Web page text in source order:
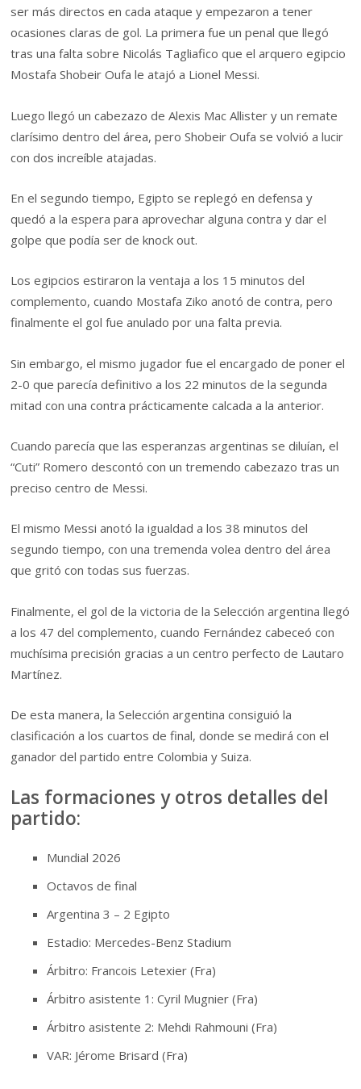
ser más directos en cada ataque y empezaron a tener
ocasiones claras de gol. La primera fue un penal que llegó
tras una falta sobre Nicolás Tagliafico que el arquero egipcio
Mostafa Shobeir Oufa le atajó a Lionel Messi.
Luego llegó un cabezazo de Alexis Mac Allister y un remate
clarísimo dentro del área, pero Shobeir Oufa se volvió a lucir
con dos increíble atajadas.
En el segundo tiempo, Egipto se replegó en defensa y
quedó a la espera para aprovechar alguna contra y dar el
golpe que podía ser de knock out.
Los egipcios estiraron la ventaja a los 15 minutos del
complemento, cuando Mostafa Ziko anotó de contra, pero
finalmente el gol fue anulado por una falta previa.
Sin embargo, el mismo jugador fue el encargado de poner el
2-0 que parecía definitivo a los 22 minutos de la segunda
mitad con una contra prácticamente calcada a la anterior.
Cuando parecía que las esperanzas argentinas se diluían, el
“Cuti” Romero descontó con un tremendo cabezazo tras un
preciso centro de Messi.
El mismo Messi anotó la igualdad a los 38 minutos del
segundo tiempo, con una tremenda volea dentro del área
que gritó con todas sus fuerzas.
Finalmente, el gol de la victoria de la Selección argentina llegó
a los 47 del complemento, cuando Fernández cabeceó con
muchísima precisión gracias a un centro perfecto de Lautaro
Martínez.
De esta manera, la Selección argentina consiguió la
clasificación a los cuartos de final, donde se medirá con el
ganador del partido entre Colombia y Suiza.
Las formaciones y otros detalles del
partido:
Mundial 2026
Octavos de final
Argentina 3 – 2 Egipto
Estadio: Mercedes-Benz Stadium
Árbitro: Francois Letexier (Fra)
Árbitro asistente 1: Cyril Mugnier (Fra)
Árbitro asistente 2: Mehdi Rahmouni (Fra)
VAR: Jérome Brisard (Fra)